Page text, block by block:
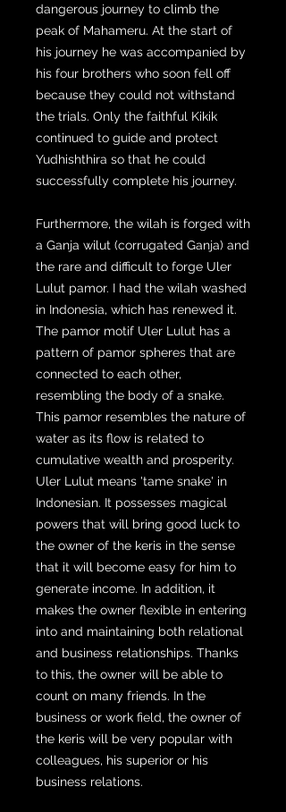
dangerous journey to climb the
peak of Mahameru. At the start of
his journey he was accompanied by
his four brothers who soon fell off
because they could not withstand
the trials. Only the faithful Kikik
continued to guide and protect
Yudhishthira so that he could
successfully complete his journey.
Furthermore, the wilah is forged with
a Ganja wilut (corrugated Ganja) and
the rare and difficult to forge Uler
Lulut pamor. I had the wilah washed
in Indonesia, which has renewed it.
The pamor motif Uler Lulut has a
pattern of pamor spheres that are
connected to each other,
resembling the body of a snake.
This pamor resembles the nature of
water as its flow is related to
cumulative wealth and prosperity.
Uler Lulut means 'tame snake' in
Indonesian. It possesses magical
powers that will bring good luck to
the owner of the keris in the sense
that it will become easy for him to
generate income. In addition, it
makes the owner flexible in entering
into and maintaining both relational
and business relationships. Thanks
to this, the owner will be able to
count on many friends. In the
business or work field, the owner of
the keris will be very popular with
colleagues, his superior or his
business relations.